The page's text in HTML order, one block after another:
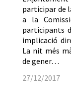
participar de
a la
participants
implicació
La nit més
de gener…
27/12/2017